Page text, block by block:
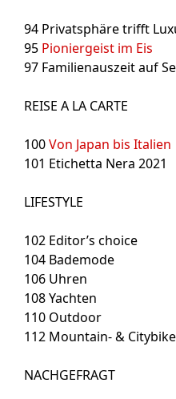
94 Privatsphäre trifft
95 Pioniergeist im Eis
97 Familienauszeit auf
REISE A LA CARTE
100Von Japan bis Italien
101 Etichetta Nera 2021
LIFESTYLE
102 Editor’s choice
104 Bademode
106 Uhren
108Yachten
110 Outdoor
112 Mountain- &
NACHGEFRAGT